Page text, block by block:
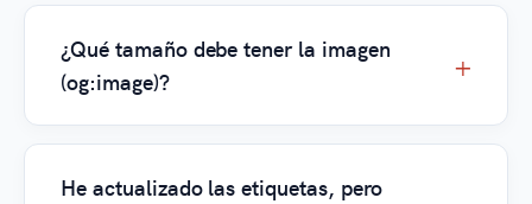
¿Qué tamaño debe tener la imagen
(og:image)?
He actualizado las etiquetas, pero